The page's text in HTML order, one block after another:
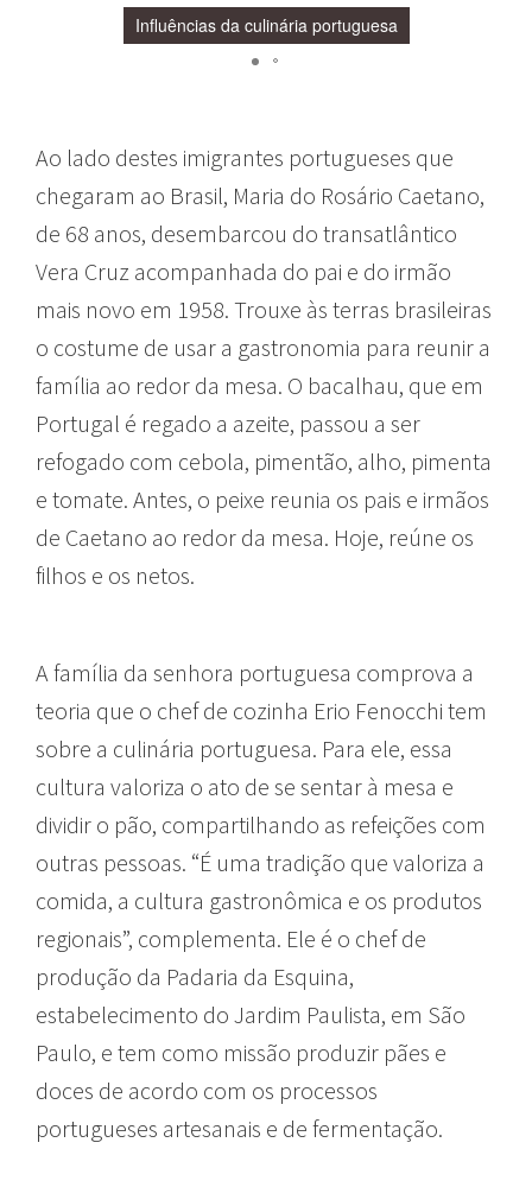
Influências da culinária portuguesa
Ao lado destes imigrantes portugueses que
chegaram ao Brasil, Maria do Rosário Caetano,
de 68 anos, desembarcou do transatlântico
Vera Cruz acompanhada do pai e do irmão
mais novo em 1958. Trouxe às terras brasileiras
o costume de usar a gastronomia para reunir a
família ao redor da mesa. O bacalhau, que em
Portugal é regado a azeite, passou a ser
refogado com cebola, pimentão, alho, pimenta
e tomate. Antes, o peixe reunia os pais e irmãos
de Caetano ao redor da mesa. Hoje, reúne os
filhos e os netos.
A família da senhora portuguesa comprova a
teoria que o chef de cozinha Erio Fenocchi tem
sobre a culinária portuguesa. Para ele, essa
cultura valoriza o ato de se sentar à mesa e
dividir o pão, compartilhando as refeições com
outras pessoas. “É uma tradição que valoriza a
comida, a cultura gastronômica e os produtos
regionais”, complementa. Ele é o chef de
produção da Padaria da Esquina,
estabelecimento do Jardim Paulista, em São
Paulo, e tem como missão produzir pães e
doces de acordo com os processos
portugueses artesanais e de fermentação.